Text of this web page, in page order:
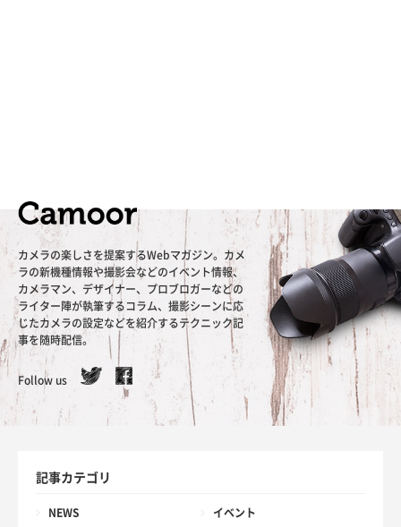
カメラの楽しさを提案するWebマガジン。カメ
ラの新機種情報や撮影会などのイベント情報、
カメラマン、デザイナー、プロブロガーなどの
ライター陣が執筆するコラム、撮影シーンに応
じたカメラの設定などを紹介するテクニック記
事を随時配信。
Follow us
記事カテゴリ
NEWS イベント